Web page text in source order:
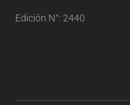
Edición N°: 2440